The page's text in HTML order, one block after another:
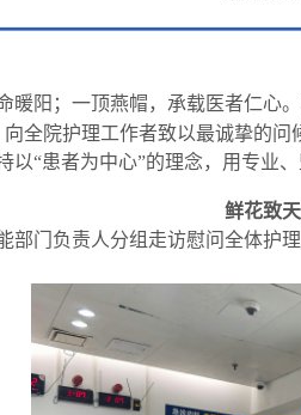
暖阳；一顶燕帽，承载医者仁心
全院护理工作者致以最诚挚的问
以“患者为中心”的理念，用专业
鲜花致
部门负责人分组走访慰问全体护